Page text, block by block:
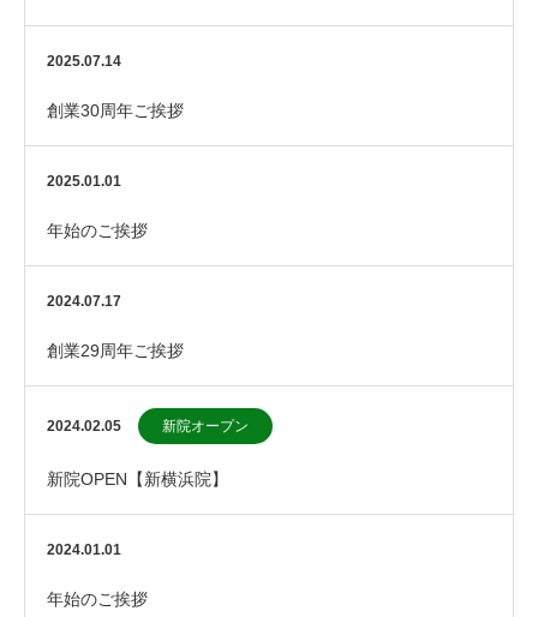
2025.07.14
創業30周年ご挨拶
2025.01.01
年始のご挨拶
2024.07.17
創業29周年ご挨拶
2024.02.05 新院オープン
新院OPEN【新横浜院】
2024.01.01
年始のご挨拶